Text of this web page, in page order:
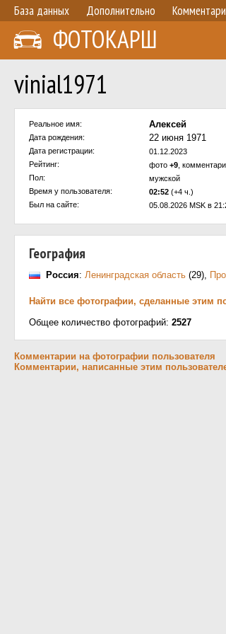
База данных Дополнительно
ФОТОКАРШ
vinial1971
Реальное имя: Алексей
Дата рождения: 22 июня 1971
Дата регистрации:
01.12.2023
Рейтинг:
фото +9 ,
Пол:
мужской
Время у пользователя:
02:52 (+4 ч.)
Был на сайте:
05.08.2026 MSK в
География
Россия: Ленинградская область (29),
Найти все фотографии, сделанные этим
Общее количество фотографий: 2527
Комментарии на фотографии пользователя
Комментарии, написанные этим